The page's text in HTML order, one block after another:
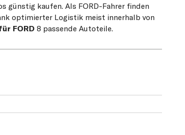
günstig kaufen. Als FORD-Fahrer finden
optimierter Logistik meist innerhalb von
FORD 8 passende Autoteile.